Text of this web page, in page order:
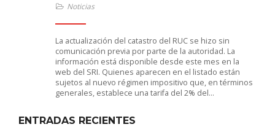
Noticias
La actualización del catastro del RUC se hizo sin
comunicación previa por parte de la autoridad. La
información está disponible desde este mes en la
web del SRI.​ Quienes aparecen en el listado están
sujetos al nuevo régimen impositivo que, en términos
generales, establece una tarifa del 2% del…
ENTRADAS RECIENTES